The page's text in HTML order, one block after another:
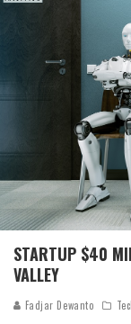
STARTUP $40
VALLEY
Fadjar Dewanto